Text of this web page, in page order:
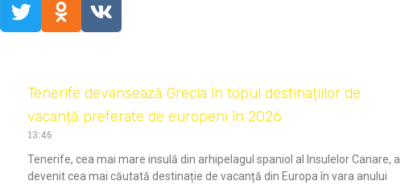
Tenerife devansează Grecia în topul destinațiilor de
vacanță preferate de europeni în 2026
13:46
Tenerife, cea mai mare insulă din arhipelagul spaniol al Insulelor Canare, a
devenit cea mai căutată destinație de vacanță din Europa în vara anului